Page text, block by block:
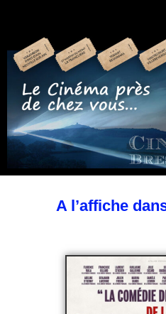
A l’affiche